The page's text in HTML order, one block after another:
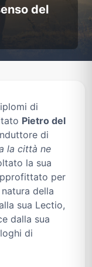
sul
del
di
Pietro del
di
la città ne
la sua
per
della
sua Lectio,
dalla sua
di